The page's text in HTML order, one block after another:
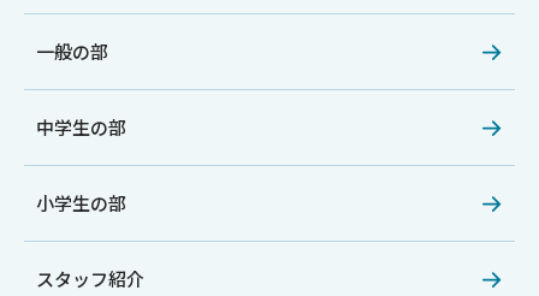
一般の部
中学生の部
小学生の部
スタッフ紹介